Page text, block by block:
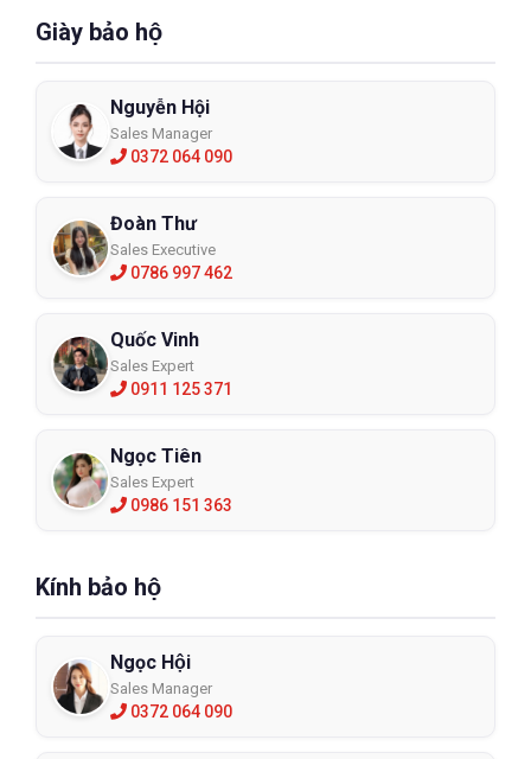
Giày bảo hộ
Nguyễn Hội
Sales Manager
0372 064 090
Đoàn Thư
Sales Executive
0786 997 462
Quốc Vinh
Sales Expert
0911 125 371
Ngọc Tiên
Sales Expert
0986 151 363
Kính bảo hộ
Ngọc Hội
Sales Manager
0372 064 090